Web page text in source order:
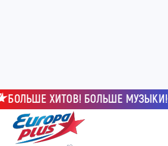
ХИТОВ! БОЛЬШЕ МУЗЫКИ!